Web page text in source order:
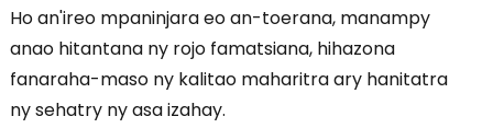
Ho an'ireo mpaninjara eo an-toerana, manampy
anao hitantana ny rojo famatsiana, hihazona
fanaraha-maso ny kalitao maharitra ary hanitatra
ny sehatry ny asa izahay.